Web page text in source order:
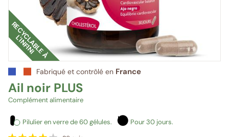
R
E
C
Y
C
L
A
B
L
E
À
L
'
I
N
F
I
N
I
Fabriqué et contrôlé en France
Ail noir PLUS
Complément alimentaire
Pilulier en verre de 60 gélules.
Pour 30 jours.